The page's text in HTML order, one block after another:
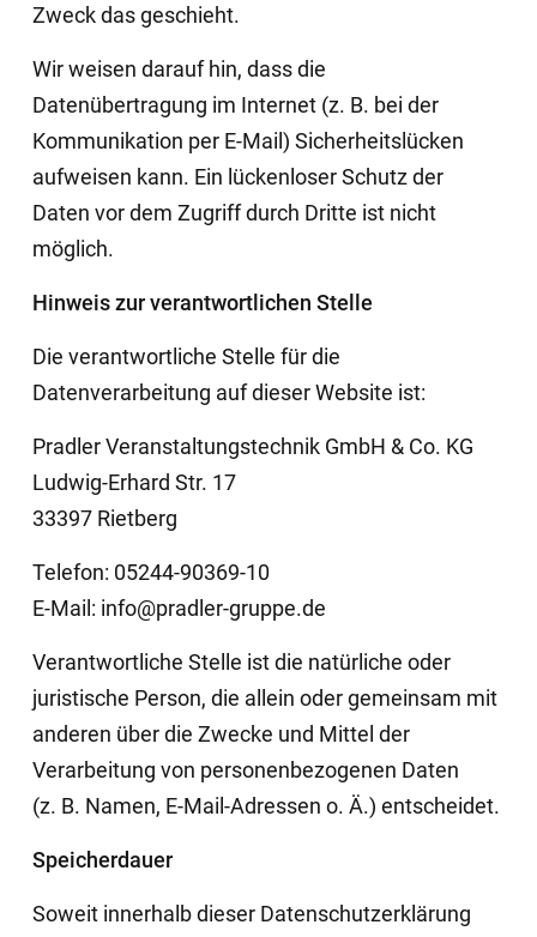
Zweck das geschieht.
Wir weisen darauf hin, dass die
Datenübertragung im Internet (z. B. bei der
Kommunikation per E-Mail) Sicherheitslücken
aufweisen kann. Ein lückenloser Schutz der
Daten vor dem Zugriff durch Dritte ist nicht
möglich.
Hinweis zur verantwortlichen Stelle
Die verantwortliche Stelle für die
Datenverarbeitung auf dieser Website ist:
Pradler Veranstaltungstechnik GmbH & Co. KG
Ludwig-Erhard Str. 17
33397 Rietberg
Telefon: 05244-90369-10
E-Mail: info@pradler-gruppe.de
Verantwortliche Stelle ist die natürliche oder
juristische Person, die allein oder gemeinsam mit
anderen über die Zwecke und Mittel der
Verarbeitung von personenbezogenen Daten
(z. B. Namen, E-Mail-Adressen o. Ä.) entscheidet.
Speicherdauer
Soweit innerhalb dieser Datenschutzerklärung